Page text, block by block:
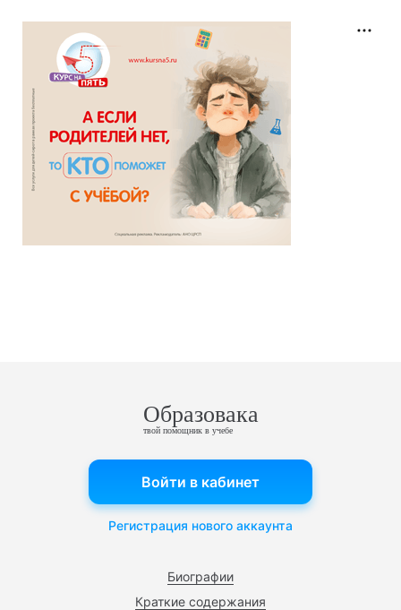
Образовака
твой помощник в учебе
Биографии
Краткие содержания
Войти в кабинет
Регистрация нового аккаунта